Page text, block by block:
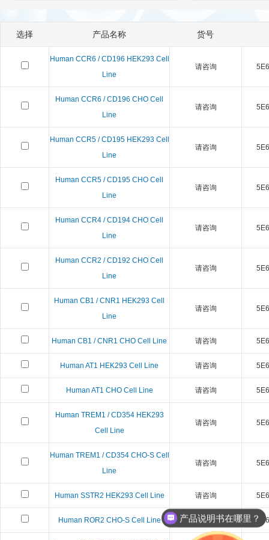
Biotez Berlin Diametra
Zedira
LGC Maine Standards
选择 产品名称 货号
Human CCR6 / CD196 HEK293 Cell
Line
请咨询
Human CCR6 / CD196 CHO Cell
Line
请咨询
Human CCR5 / CD195 HEK293 Cell
Line
请咨询
Human CCR5 / CD195 CHO Cell
Line
请咨询
Human CCR4 / CD194 CHO Cell
Line
请咨询
Human CCR2 / CD192 CHO Cell
Line
请咨询
Human CB1 / CNR1 HEK293 Cell
Line
请咨询
Human CB1 / CNR1 CHO Cell Line 请咨询
Human AT1 HEK293 Cell Line 请咨询
Human AT1 CHO Cell Line 请咨询
Human TREM1 / CD354 HEK293
Cell Line
请咨询
Human TREM1 / CD354 CHO-S Cell
Line
请咨询
Human SSTR2 HEK293 Cell Line 请咨询
Human ROR2 CHO-S Cell Line 请咨询
产品说明书在哪里？
如何下单？